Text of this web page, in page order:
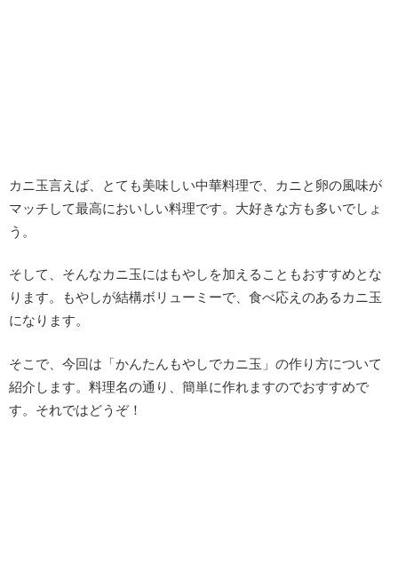
カニ玉言えば、とても美味しい中華料理で、カニと卵の風味が
マッチして最高においしい料理です。大好きな方も多いでしょ
う。
そして、そんなカニ玉にはもやしを加えることもおすすめとな
ります。もやしが結構ボリューミーで、食べ応えのあるカニ玉
になります。
そこで、今回は「かんたんもやしでカニ玉」の作り方について
紹介します。料理名の通り、簡単に作れますのでおすすめで
す。それではどうぞ！